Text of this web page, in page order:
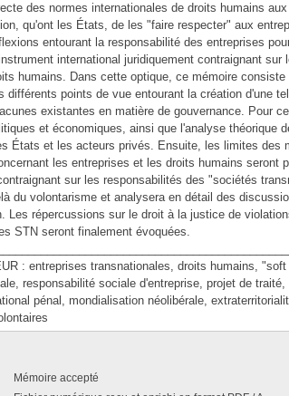
des normes internationales de droits humains
qu'ont les États, de les "faire respecter" aux
entourant la responsabilité des entreprises
international juridiquement contraignant sur
humains. Dans cette optique, ce mémoire consiste
différents points de vue entourant la création d'une
existantes en matière de gouvernance. Pour
et économiques, ainsi que l'analyse théorique
États et les acteurs privés. Ensuite, les limites des
les entreprises et les droits humains seront
sur les responsabilités des "sociétés
du volontarisme et analysera en détail des
Les répercussions sur le droit à la justice de
STN seront finalement évoquées.
: entreprises transnationales, droits humains, "soft
responsabilité sociale d'entreprise, projet de traité,
pénal, mondialisation néolibérale,
Mémoire accepté